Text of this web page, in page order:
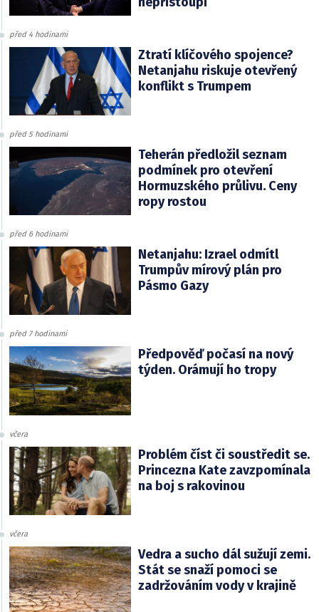
před 4 hodinami
Ztratí klíčového spojence?
Netanjahu riskuje otevřený
konflikt s Trumpem
před 5 hodinami
Teherán předložil seznam
podmínek pro otevření
Hormuzského průlivu. Ceny
ropy rostou
před 6 hodinami
Netanjahu: Izrael odmítl
Trumpův mírový plán pro
Pásmo Gazy
před 7 hodinami
Předpověď počasí na nový
týden. Orámují ho tropy
včera
Problém číst či soustředit se.
Princezna Kate zavzpomínala
na boj s rakovinou
včera
Vedra a sucho dál sužují zemi.
Stát se snaží pomoci se
zadržováním vody v krajině